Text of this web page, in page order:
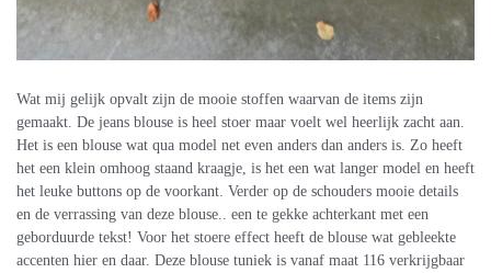
Wat mij gelijk opvalt zijn de mooie stoffen waarvan de items zijn
gemaakt. De jeans blouse is heel stoer maar voelt wel heerlijk zacht aan.
Het is een blouse wat qua model net even anders dan anders is. Zo heeft
het een klein omhoog staand kraagje, is het een wat langer model en heeft
het leuke buttons op de voorkant. Verder op de schouders mooie details
en de verrassing van deze blouse.. een te gekke achterkant met een
geborduurde tekst! Voor het stoere effect heeft de blouse wat gebleekte
accenten hier en daar. Deze blouse tuniek is vanaf maat 116 verkrijgbaar